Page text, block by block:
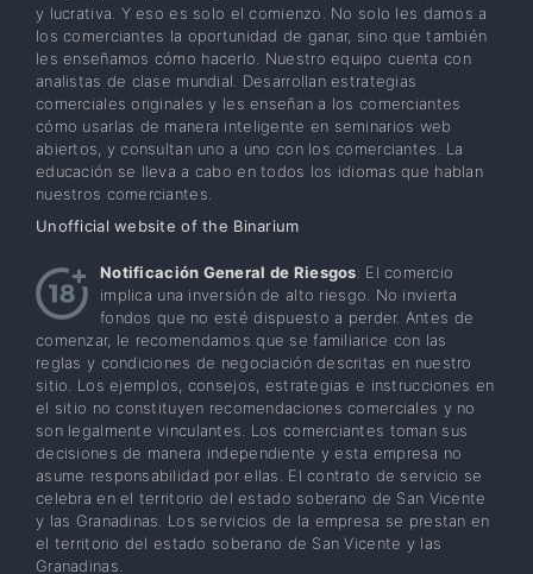
y lucrativa. Y eso es solo el comienzo. No solo les damos a
los comerciantes la oportunidad de ganar, sino que también
les enseñamos cómo hacerlo. Nuestro equipo cuenta con
analistas de clase mundial. Desarrollan estrategias
comerciales originales y les enseñan a los comerciantes
cómo usarlas de manera inteligente en seminarios web
abiertos, y consultan uno a uno con los comerciantes. La
educación se lleva a cabo en todos los idiomas que hablan
nuestros comerciantes.
Unofficial website of the Binarium
Notificación General de Riesgos: El comercio
implica una inversión de alto riesgo. No invierta
fondos que no esté dispuesto a perder. Antes de
comenzar, le recomendamos que se familiarice con las
reglas y condiciones de negociación descritas en nuestro
sitio. Los ejemplos, consejos, estrategias e instrucciones en
el sitio no constituyen recomendaciones comerciales y no
son legalmente vinculantes. Los comerciantes toman sus
decisiones de manera independiente y esta empresa no
asume responsabilidad por ellas. El contrato de servicio se
celebra en el territorio del estado soberano de San Vicente
y las Granadinas. Los servicios de la empresa se prestan en
el territorio del estado soberano de San Vicente y las
Granadinas.